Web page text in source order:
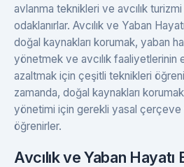
avlanma teknikleri ve avcılık
odaklanırlar. Avcılık ve Yaban
doğal kaynakları korumak, yaban
yönetmek ve avcılık faaliyetlerinin
azaltmak için çeşitli teknikleri
zamanda, doğal kaynakları
yönetimi için gerekli yasal
öğrenirler.
Avcılık ve Yaban